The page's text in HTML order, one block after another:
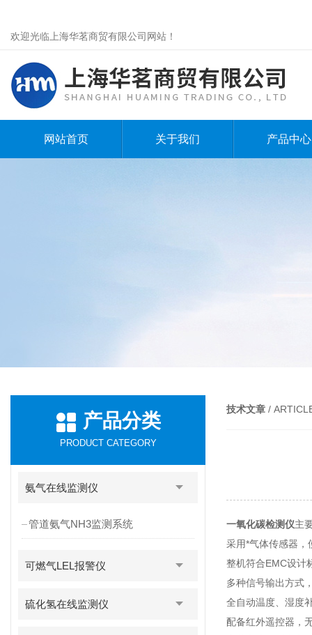
欢迎光临上海华茗商贸有限公司网站！
网站首页 关于我们 产品中心
产品分类
PRODUCT CATEGORY
氨气在线监测仪
管道氨气NH3监测系统
可燃气LEL报警仪
硫化氢在线监测仪
技术文章 /
一氧化碳检测仪主
采用*气体传感器，
整机符合EMC设计
多种信号输出方式
全自动温度、湿度
配备红外遥控器，